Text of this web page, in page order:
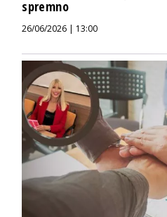
spremno
26/06/2026 | 13:00